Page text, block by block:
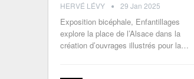
HERVÉ LÉVY 29 Jan 2025
Exposition bicéphale, Enfantillages
explore la place de l’Alsace dans la
création d’ouvrages illustrés pour la…